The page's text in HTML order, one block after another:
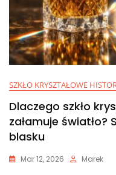
SZKŁO KRYSZTAŁOWE
Dlaczego szkło
załamuje
blasku
Mar 12, 2026 Marek